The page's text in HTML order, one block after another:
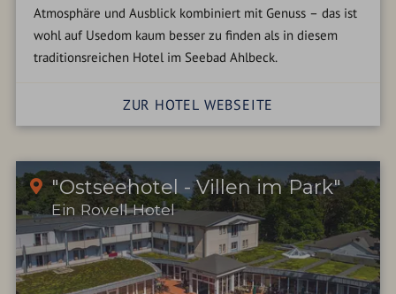
Atmosphäre und Ausblick kombiniert mit Genuss – das ist
wohl auf Usedom kaum besser zu finden als in diesem
traditionsreichen Hotel im Seebad Ahlbeck.
ZUR HOTEL WEBSEITE
"Ostseehotel - Villen im Park"
Ein Rovell Hotel